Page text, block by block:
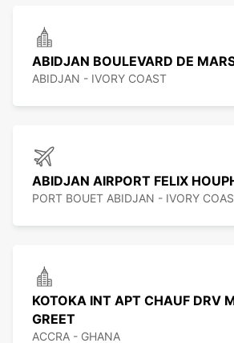
ABIDJAN BOULEVARD DE
ABIDJAN - IVORY COAST
ABIDJAN AIRPORT FELIX
PORT BOUET ABIDJAN - IVORY
KOTOKA INT APT CHAUF DRV
GREET
ACCRA - GHANA